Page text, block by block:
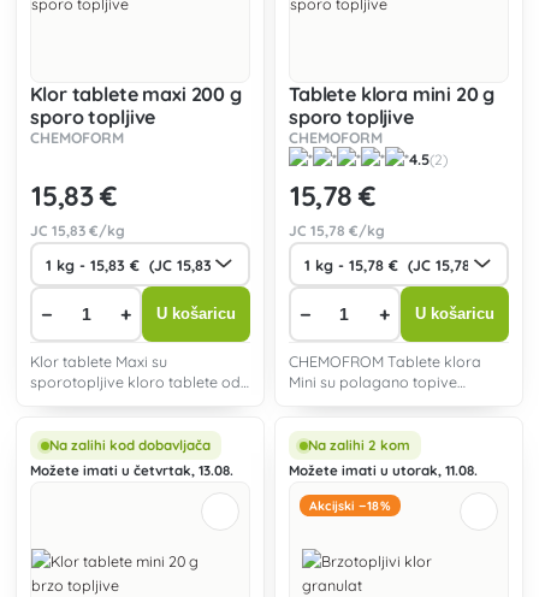
Klor tablete maxi 200 g
sporo topljive
CHEMOFORM
15,83 €
JC15,83 €/kg
− + U košaricu
Klor tablete Maxi su
sporotopljive kloro tablete od
Tablete klora mini 20 g
sporo topljive
CHEMOFORM
4.5(2)
15,78 €
JC 15,78 €/kg
− + U košaricu
CHEMOFROM Tablete klora
Mini su polagano topive
bazenima.
Na zalihi kod dobavljača
Možete imati u četvrtak, 13.08.
Na zalihi 2 kom
Možete imati u utorak, 11.08.
Akcijski −18%